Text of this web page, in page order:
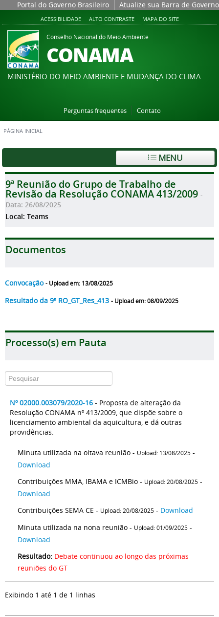
Portal do Governo Brasileiro Atualize sua Barra de Governo
ACESSIBILIDADE ALTO CONTRASTE MAPA DO SITE
Conselho Nacional do Meio Ambiente
CONAMA
MINISTÉRIO DO MEIO AMBIENTE E MUDANÇA DO CLIMA
Perguntas frequentes Contato
PÁGINA INICIAL
MENU
9ª Reunião do Grupo de Trabalho de
Revisão da Resolução CONAMA 413/2009 -
Data: 26/08/2025
Local: Teams
Documentos
Convocação - Upload em: 13/08/2025
Resultado da 9ª RO_GT_Res_413 - Upload em: 08/09/2025
Processo(s) em Pauta
Nº 02000.003079/2020-16 - Proposta de alteração da
Resolução CONAMA nº 413/2009, que dispõe sobre o
licenciamento ambiental da aquicultura, e dá outras
providências.
Minuta utilizada na oitava reunião - Upload: 13/08/2025 -
Download
Contribuições MMA, IBAMA e ICMBio - Upload: 20/08/2025 -
Download
Contribuições SEMA CE - Upload: 20/08/2025 - Download
Minuta utilizada na nona reunião - Upload: 01/09/2025 -
Download
Resultado: Debate continuou ao longo das próximas
reuniões do GT
Exibindo 1 até 1 de 1 linhas